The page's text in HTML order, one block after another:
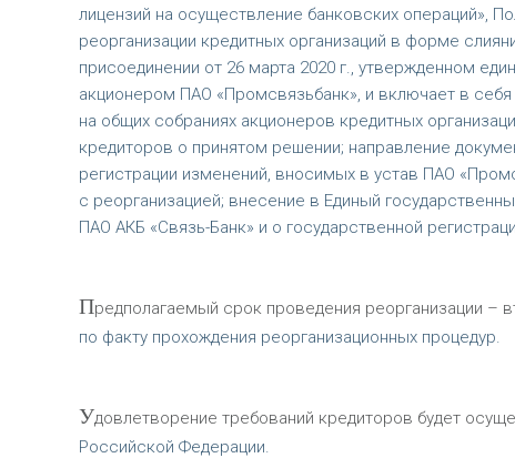
лицензий на осуществление банковских операций»,
реорганизации кредитных организаций в форме
присоединении от 26 марта 2020 г., утвержденном
акционером ПАО «Промсвязьбанк», и включает в
на общих собраниях акционеров кредитных
кредиторов о принятом решении; направление
регистрации изменений, вносимых в устав ПАО
с реорганизацией; внесение в Единый
ПАО АКБ «Связь-Банк» и о государственной
Предполагаемый срок проведения реорганизации –
по факту прохождения реорганизационных процедур.
Удовлетворение требований кредиторов будет
Российской Федерации.